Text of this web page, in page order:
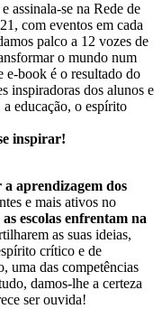
assinala-se na Rede de
com eventos em cada
palco a 12 vozes de
o mundo num
e-book é o resultado do
inspiradoras dos alunos e
a educação, o espírito
inspirar!
aprendizagem dos
e mais ativos no
escolas enfrentam na
as suas ideias,
crítico e de
uma das competências
damos-lhe a certeza
ser ouvida!